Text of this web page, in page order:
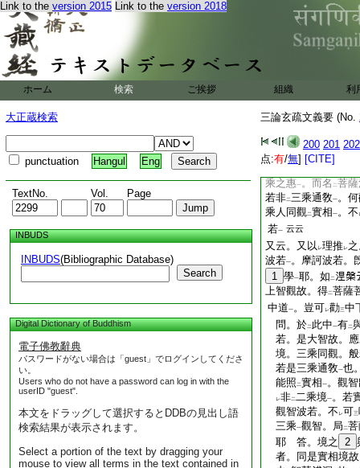
Link to the version 2015 Link to the version 2018
ホーム 検索 ご挨拶 組織 利
大正蔵検索
punctuation Hangul Eng
TextNo. Vol. Page
INBUDS
INBUDS(Bibliographic Database)
Search
Digital Dictionary of Buddhism
電子佛教辭典
パスワードがない場合は「guest」でログインしてくださ
い。
Users who do not have a password can log in with the
userID "guest".
本文をドラッグして選択するとDDBの見出し語
検索結果が表示されます。
Select a portion of the text by dragging your
mouse to view all terms in the text contained in
三論玄疏文義要 (No.
200 201 202
点:有/無] [CITE]
二二乘 。若以二
乘同觀。故勸
種之説 。便謂 波
名玄四云。勝鬘攝
如
大地出 四寶藏
生聲聞 。卽因 15
生菩薩一 。可 二是三
者宅内。非三但具
。大宅不
乘之惠一。而名 二菩
若非二三乘通敎一。
乘人同觀二實相一。不
若一 云云
又云。又以 レ理推レ
波若一。摩訶波若。
1 學一耶。如 二 𣵀槃
上智觀故。得二菩薩
中道一。豈可レ勸三中
問。於二 此中一有二
若。是大智故。應
境。三乘同觀。
若是三乘通敎一也
能照 二實相一。觀
レ非二二乘境一。若
觀智波若。不 レ可三
三乘一觀智。局 二
耶 答。境之
2
者。同是實相境